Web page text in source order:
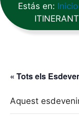
Estás en: Inicio
« Tots els
Aquest